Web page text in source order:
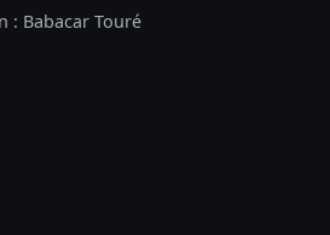
: Babacar Touré